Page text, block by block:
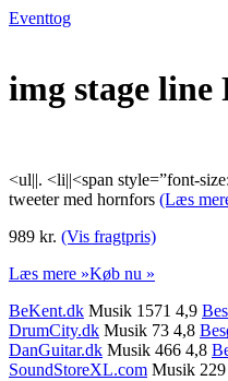
Eventtog
img stage
<ul||. <li||<span style=”font-
tweeter med hornfors (Læs
989 kr. (Vis fragtpris)
Læs mere »Køb nu »
BeKent.dk Musik 1571 4,9
DrumCity.dk Musik 73 4,8
DanGuitar.dk Musik 466 4,8
SoundStoreXL.com Musik